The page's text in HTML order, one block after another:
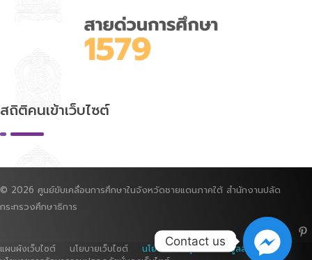
สถิติคนเข้าเว็บไซต์
© 2026 ศูนย์ขับเคลื่อนการศึกษาในจังหวัดชายแดนภาคใต้ สำนักงานปลัด
กระทรวงศึกษาธิการ
แผนผังเว็บไซต์ นโยบายเว็บไซต์ นโยบายการคุ้มครองข้อมูลส่วนบุคคล
Contact us